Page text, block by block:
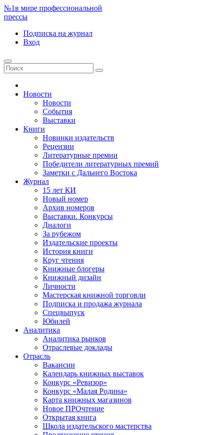
№1в мире профессиональной
прессы
Подписка на журнал
Вход
Новости
Новости
События
Выставки
Книги
Новинки издательств
Рецензии
Литературные премии
Победители литературных премий
Заметки с Дальнего Востока
Журнал
15 лет КИ
Новый номер
Архив номеров
Выставки. Конкурсы
Диалоги
За рубежом
Издательские проекты
История книги
Круг чтения
Книжные блогеры
Книжный дизайн
Личности
Мастерская книжной торговли
Подписка и продажа журнала
Спецвыпуск
Юбилей
Аналитика
Аналитика рынков
Отраслевые доклады
Отрасль
Вакансии
Календарь книжных выставок
Конкурс «Ревизор»
Конкурс «Малая Родина»
Карта книжных магазинов
Новое ПРОчтение
Открытая книга
Школа издательского мастерства